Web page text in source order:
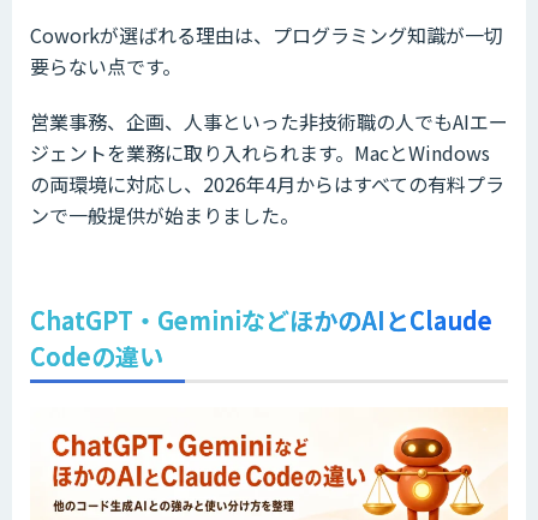
Coworkが選ばれる理由は、プログラミング知識が一切
要らない点です。
営業事務、企画、人事といった非技術職の人でもAIエー
ジェントを業務に取り入れられます。MacとWindows
の両環境に対応し、2026年4月からはすべての有料プラ
ンで一般提供が始まりました。
ChatGPT・GeminiなどほかのAIとClaude
Codeの違い